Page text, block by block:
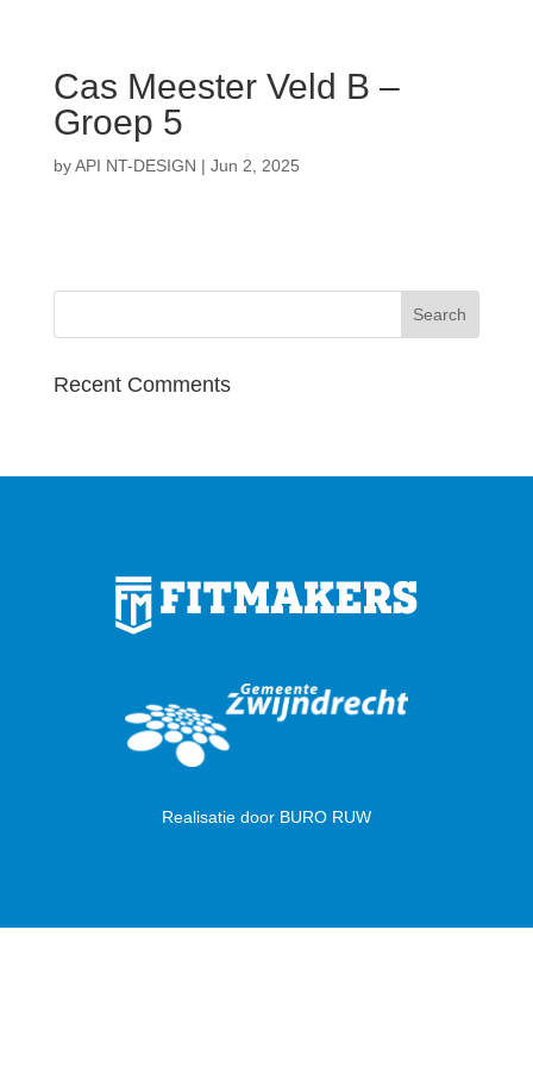
Cas Meester Veld B –
Groep 5
byAPI NT-DESIGN | Jun 2, 2025
Recent Comments
Realisatie door BURO RUW